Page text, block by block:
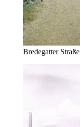
Bredegatter Straße